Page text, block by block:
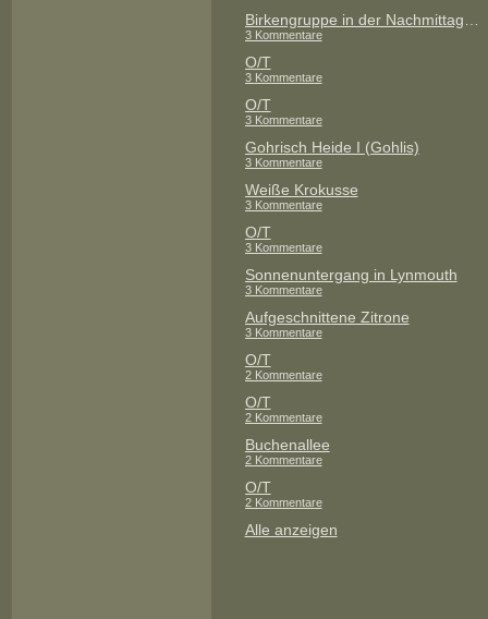
3 Kommentare
O/T
3 Kommentare
O/T
3 Kommentare
Gohrisch Heide I (Gohlis)
3 Kommentare
Weiße Krokusse
3 Kommentare
O/T
3 Kommentare
Sonnenuntergang in Lynmouth
3 Kommentare
Aufgeschnittene Zitrone
3 Kommentare
O/T
2 Kommentare
O/T
2 Kommentare
Buchenallee
2 Kommentare
O/T
2 Kommentare
Alle anzeigen